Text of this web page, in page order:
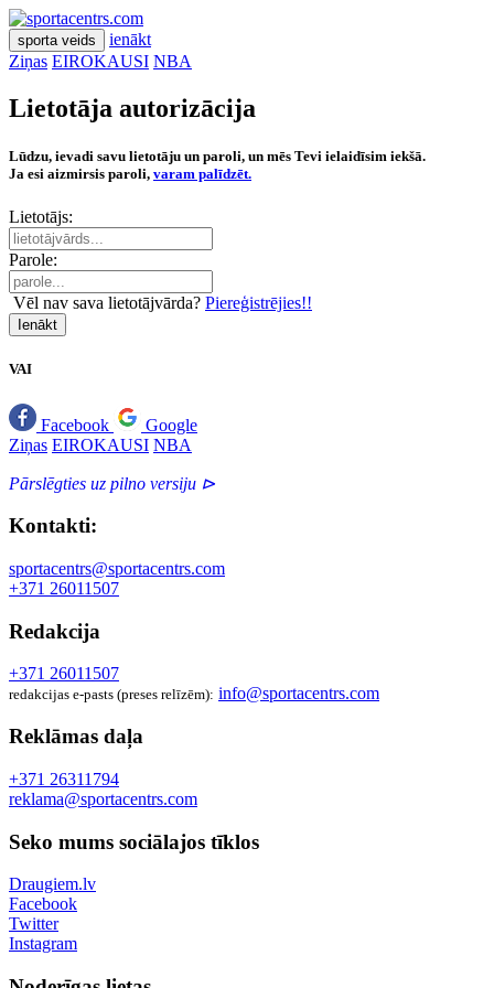
sporta veids
ienākt
Ziņas EIROKAUSI NBA
Lietotāja autorizācija
Lūdzu, ievadi savu lietotāju un paroli, un mēs Tevi ielaidīsim iekšā.
Ja esi aizmirsis paroli, varam palīdzēt.
Lietotājs:
Parole:
Vēl nav sava lietotājvārda? Piereģistrējies!!
Ienākt
VAI
Facebook
Google
Ziņas EIROKAUSI NBA
Pārslēgties uz pilno versiju ⊳
Kontakti:
sportacentrs@sportacentrs.com
+371 26011507
Redakcija
+371 26011507
redakcijas e-pasts (preses relīzēm): info@sportacentrs.com
Reklāmas daļa
+371 26311794
reklama@sportacentrs.com
Seko mums sociālajos tīklos
Draugiem.lv
Facebook
Twitter
Instagram